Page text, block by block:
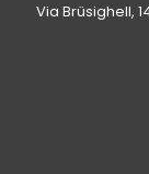
Via Brüsighell,